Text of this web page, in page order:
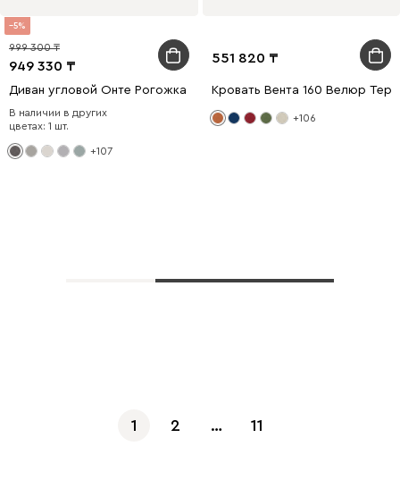
5
949 330
999 300
Диван угловой Онте Рогожка Графитовый
В наличии в других
цветах: 1 шт.
+107
551 820
Кровать Вента 160 Велюр
+106
1 2 … 11